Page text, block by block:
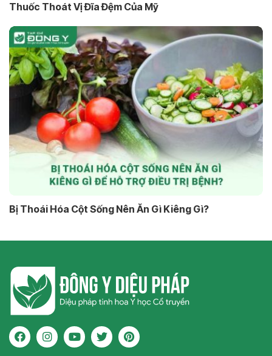
Thuốc Thoát Vị Đĩa Đệm Của Mỹ
Bị Thoái Hóa Cột Sống Nên Ăn Gì Kiêng Gì?